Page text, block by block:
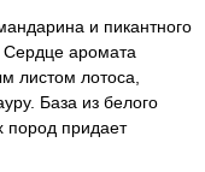
и пикантного
Сердце аромата
листом лотоса,
База из белого
пород придает